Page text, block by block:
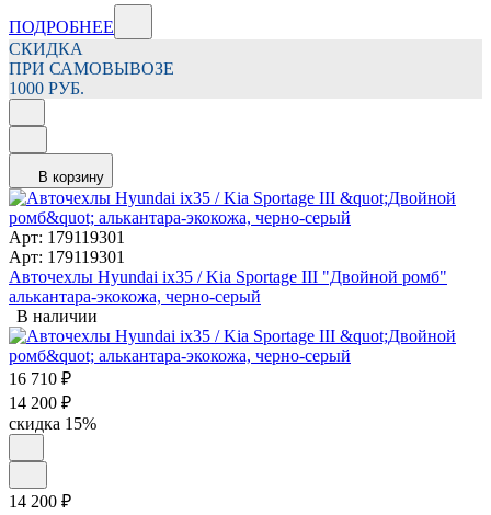
ПОДРОБНЕЕ
СКИДКА
ПРИ САМОВЫВОЗЕ
1000 РУБ.
В корзину
Арт: 179119301
Арт: 179119301
Авточехлы Hyundai ix35 / Kia Sportage III "Двойной ромб"
алькантара-экокожа, черно-серый
В наличии
16 710 ₽
14 200 ₽
скидка 15%
14 200 ₽